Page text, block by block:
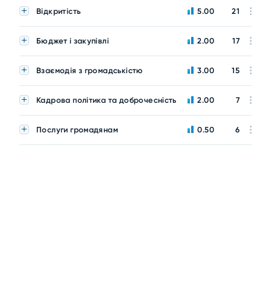
Відкритість 5.00 21
Бюджет і закупівлі 2.00 17
Взаємодія з громадськістю 3.00 15
Кадрова політика та доброчесність 2.00 7
Послуги громадянам 0.50 6